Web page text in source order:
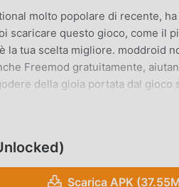
molto popolare di recente,
scaricare questo gioco, come il
la tua scelta migliore. moddroid
Freemod gratuitamente,
della gioia portata dal
scaricare e installare 7
Scarica APK